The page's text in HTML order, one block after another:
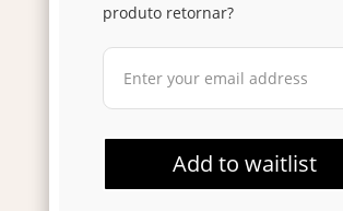
produto retornar?